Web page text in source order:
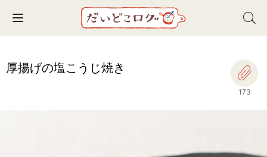
Toggle navigation
厚揚げの塩こうじ焼き
173